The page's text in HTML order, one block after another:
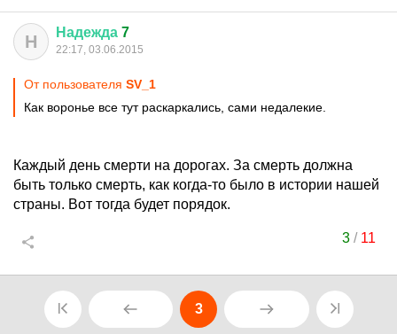
Н Надежда 7
22:17, 03.06.2015
От пользователя SV_1
Как воронье все тут раскаркались, сами недалекие.
Каждый день смерти на дорогах. За смерть должна
быть только смерть, как когда-то было в истории нашей
страны. Вот тогда будет порядок.
3/ 11
3